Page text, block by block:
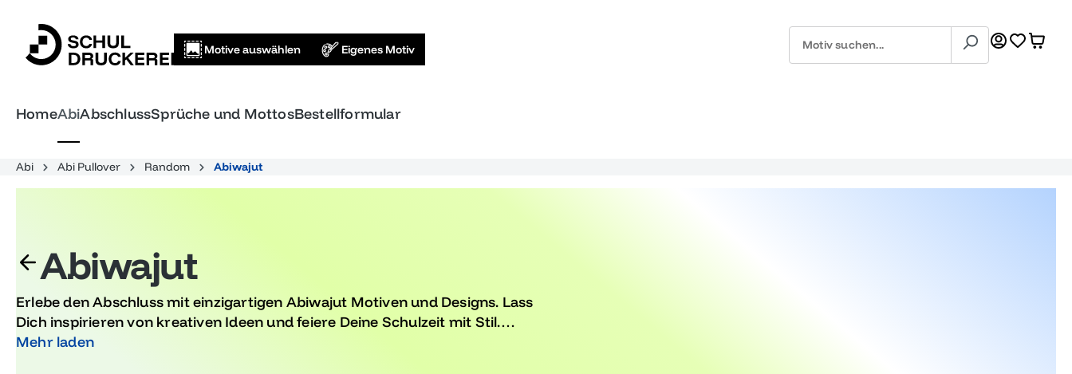
Motive auswählen Eigenes Motiv
HomeAbiAbschlussSprüche und MottosBestellformular
Abi Abi Pullover Random Abiwajut
Abiwajut
Erlebe den Abschluss mit einzigartigen Abiwajut Motiven und Designs. Lass
Dich inspirieren von kreativen Ideen und feiere Deine Schulzeit mit Stil.
Entdecke die Vielfalt und finde das perfekte Motiv für Deinen unvergesslichen
Mehr laden